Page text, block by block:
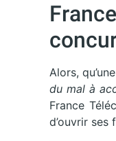
Alors, qu’une
du mal à
France
d’ouvrir ses